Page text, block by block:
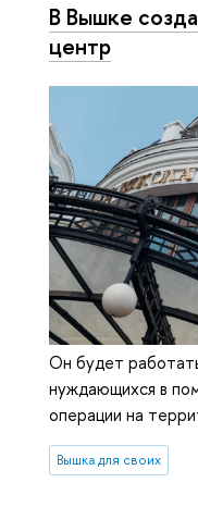
В Вышке
центр
Он будет
нуждающихся в
операции на
Вышка для своих